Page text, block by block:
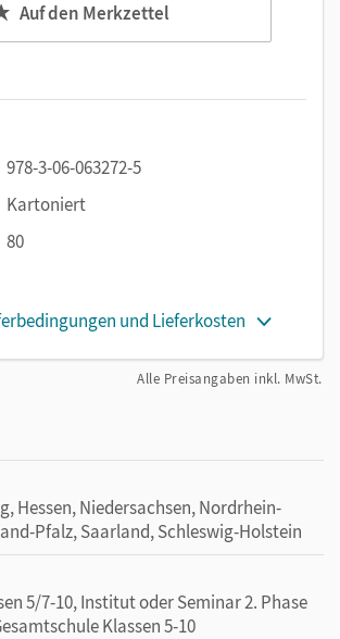
Auf den Merkzettel
978-3-06-063272-5
Kartoniert
80
und Lieferkosten
Alle Preisangaben inkl. MwSt.
Hessen, Niedersachsen, Nordrhein-
Pfalz, Saarland, Schleswig-Holstein
5/7-10, Institut oder Seminar 2. Phase
Klassen 5-10